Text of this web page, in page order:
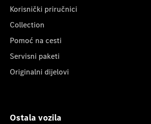
Korisnički priručnici
Collection
Pomoć na cesti
Servisni paketi
Originalni dijelovi
Ostala vozila